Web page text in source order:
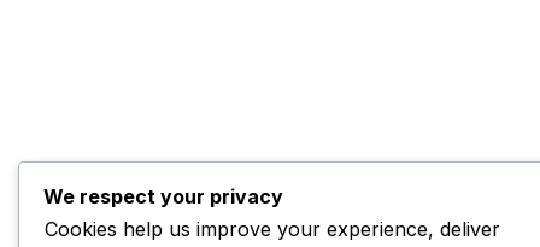
We respect your privacy
Cookies help us improve your experience, deliver